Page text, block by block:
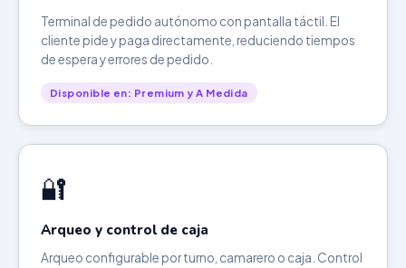
Terminal de pedido autónomo con pantalla táctil. El
cliente pide y paga directamente, reduciendo tiempos
de espera y errores de pedido.
Disponible en: Premium y A Medida
🔐
Arqueo y control de caja
Arqueo configurable por turno, camarero o caja. Control